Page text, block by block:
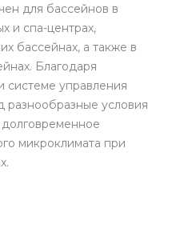
для бассейнов в
и спа-центрах,
бассейнах, а также в
Благодаря
системе управления
разнообразные условия
микроклимата при